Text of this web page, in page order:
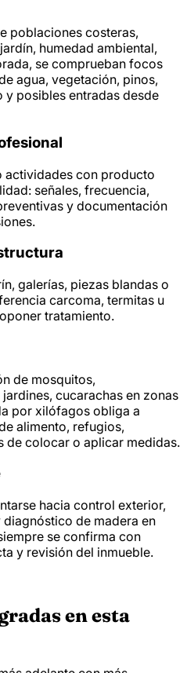
poblaciones costeras,
humedad ambiental,
se comprueban focos
agua, vegetación, pinos,
posibles entradas desde
actividades con producto
señales, frecuencia,
y documentación
galerías, piezas blandas o
carcoma, termitas u
tratamiento.
de mosquitos,
cucarachas en zonas
por xilófagos obliga a
alimento, refugios,
de colocar o aplicar medidas.
hacia control exterior,
de madera en
se confirma con
y revisión del inmueble.
en esta